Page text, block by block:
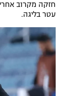
חזקה מקרוב
עטר בליגה.